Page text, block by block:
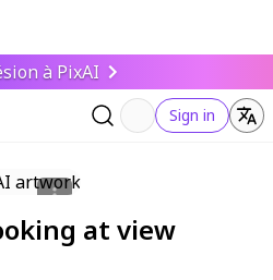
à PixAI
Sign in
at view